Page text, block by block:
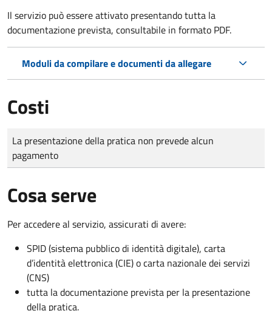
Il servizio può essere attivato presentando tutta la
documentazione prevista, consultabile in formato PDF.
Moduli da compilare e documenti da allegare
Costi
Tipo di pagamento
Importo
La presentazione della pratica non prevede alcun
pagamento
Cosa serve
Per accedere al servizio, assicurati di avere:
SPID (sistema pubblico di identità digitale), carta
d’identità elettronica (CIE) o carta nazionale dei servizi
(CNS)
tutta la documentazione prevista per la presentazione
della pratica.